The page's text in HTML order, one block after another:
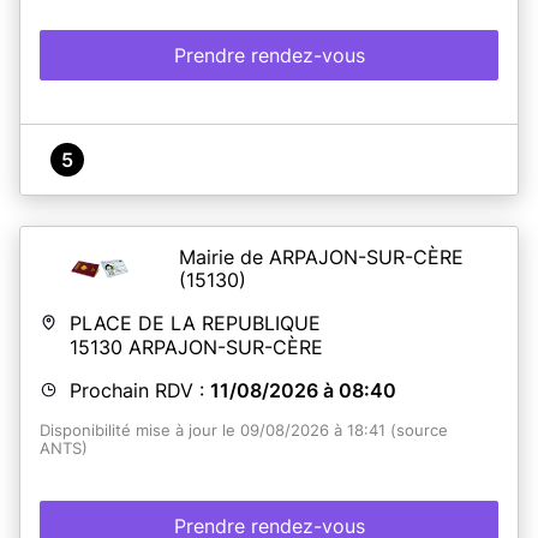
- Justificatif de domicile des 2 parents + CNI des 2
Pour les majeurs vivants chez leurs parents:
- Originaux CNI parents.
- Justificatif de domicile des parents.( factures ;
téléphone; éléctricité, impôts.)
En savoir plus
Prendre rendez-vous
5
Mairie de ARPAJON-SUR-CÈRE
(15130)
PLACE DE LA REPUBLIQUE
15130 ARPAJON-SUR-CÈRE
Prochain RDV : 11/08/2026 à 08:40
Disponibilité mise à jour le 09/08/2026 à 18:41 (source
ANTS)
Prendre rendez-vous